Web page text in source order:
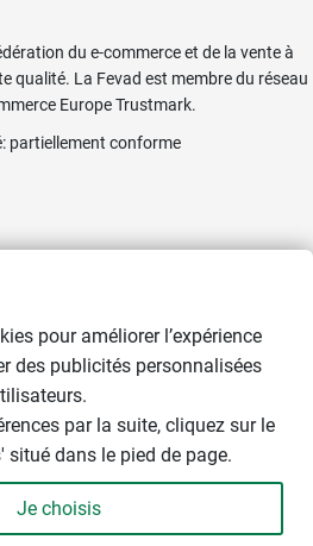
- +
du e-commerce et de la vente à
qualité. La Fevad est membre du réseau
Europe Trustmark.
: partiellement conforme
pour améliorer l’expérience
des publicités personnalisées
par la suite, cliquez sur le
situé dans le pied de page.
Je choisis